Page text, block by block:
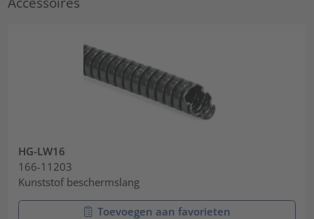
HG-LW16
166-11203
Kunststof beschermslang
Toevoegen aan favorieten